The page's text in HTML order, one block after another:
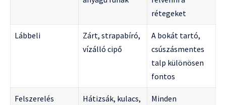
rétegeket
Lábbeli
Zárt, strapabíró,
vízálló cipő
A bokát tartó,
csúszásmentes
talp különösen
fontos
Felszerelés
Hátizsák, kulacs,
Minden